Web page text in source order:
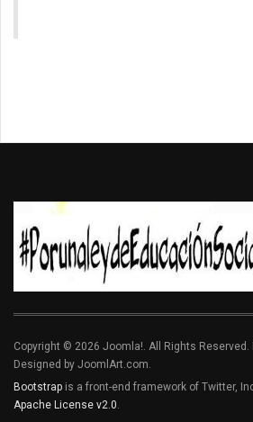
Copyright © 2026 Joomla!. All Rights Reserved.
Designed by JoomlArt.com.
Bootstrap is a front-end framework of Twitter,
Apache License v2.0